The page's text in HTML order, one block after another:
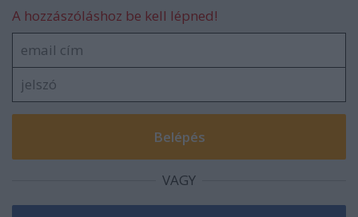
A hozzászóláshoz be kell lépned!
VAGY